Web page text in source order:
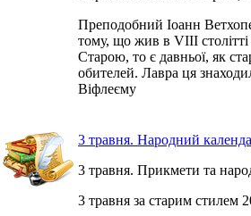
Преподобний Іоанн
тому, що жив в VIII столітті
Старою, то є давньої, як
обителей. Лавра ця
Віфлеєму
3 травня. Народний
3 травня. Прикмети та
3 травня за старим стилем